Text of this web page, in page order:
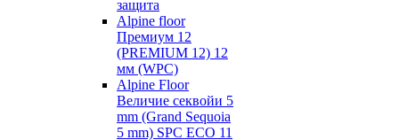
защита
Alpine floor
Премиум 12
(PREMIUM 12) 12
мм (WPC)
Alpine Floor
Величие секвойи 5
mm (Grand Sequoia
5 mm) SPC ECO 11